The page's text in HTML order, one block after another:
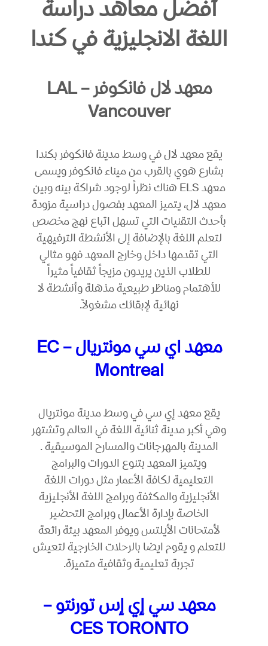
أفضل معاهد دراسة
اللغة الانجليزية في كندا
معهد لال فانكوفر – LAL
Vancouver
يقع معهد لال في وسط مدينة فانكوفر بكندا
بشارع هوي بالقرب من ميناء فانكوفر ويسمى
معهد ELS هناك نظراً لوجود شراكة بينه وبين
معهد لال، يتميز المعهد بفصول دراسية مزودة
بأحدث التقنيات التي تسهل اتباع نهج مخصص
لتعلم اللغة بالإضافة إلى الأنشطة الترفيهية
التي تقدمها داخل وخارج المعهد فهو مثالي
للطلاب الذين يريدون مزيجاً ثقافياً مثيراً
للأهتمام ومناظر طبيعية مذهلة وأنشطة لا
نهائية لإبقائك مشغولاً.
معهد اي سي مونتريال – EC
Montreal
يقع معهد إي سي في وسط مدينة مونتريال
وهي أكبر مدينة ثنائية اللغة في العالم وتشتهر
المدينة بالمهرجانات والمسارح الموسيقية .
ويتميز المعهد بتنوع الدورات والبرامج
التعليمية لكافة الأعمار مثل دورات اللغة
الأنجليزية والمكثفة وبرامج اللغة الأنجليزية
الخاصة بإدارة الأعمال وبرامج التحضير
لأمتحانات الأيلتس ويوفر المعهد بيئة رائعة
للتعلم و يقوم ايضا بالرحلات الخارجية لتعيش
تجربة تعليمية وثقافية متميزة.
معهد سي إي إس تورنتو –
CES TORONTO